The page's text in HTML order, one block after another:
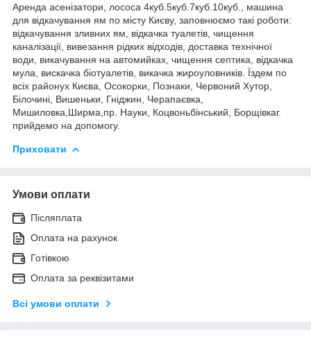
Аренда асенізатори, лососа 4куб.5куб.7куб.10куб., машина
для відкачування ям по місту Києву, заповнюємо такі роботи:
відкачування зливних ям, відкачка туалетів, чищення
каналізації, вивезання рідких відходів, доставка технічної
води, викачування на автомийках, чищення септика, відкачка
мула, вискачка біотуалетів, викачка жироуловників. Їздем по
всіх районух Києва, Осокорки, Познаки, Червоний Хутор,
Білочині, Вишеньки, Гніджин, Черапаєвка,
Мишиловка,Ширма,пр. Науки, Коцвоньбінський, Борщівкаг.
прийдемо на допомогу.
Приховати
Умови оплати
Післяплата
Оплата на рахунок
Готівкою
Оплата за реквізитами
Всі умови оплати